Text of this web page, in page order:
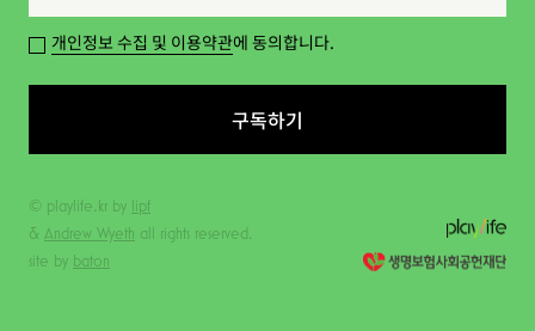
개인정보 수집 및 이용약관에 동의합니다.
구독하기
© playlife.kr by lipf
& Andrew Wyeth all rights reserved.
site by baton